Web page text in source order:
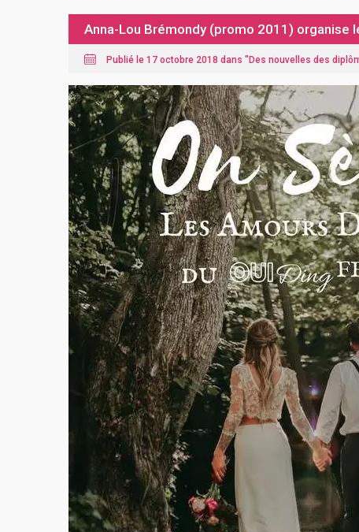
Anna-Lou Brémondy (promo 2011) organise
Publié le 17 octobre 2018 dans "Des nouvelles des